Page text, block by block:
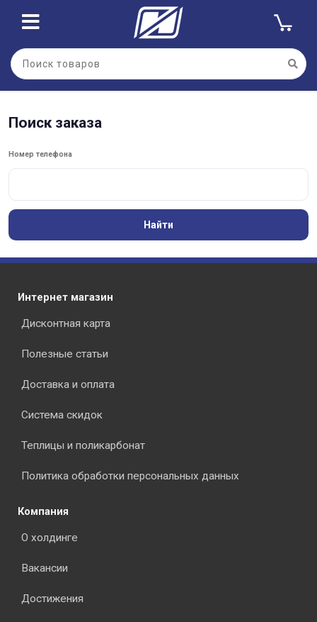
Поиск заказа
Номер телефона
Найти
Интернет магазин
Дисконтная карта
Полезные статьи
Доставка и оплата
Система скидок
Теплицы и поликарбонат
Политика обработки персональных данных
Компания
О холдинге
Вакансии
Достижения